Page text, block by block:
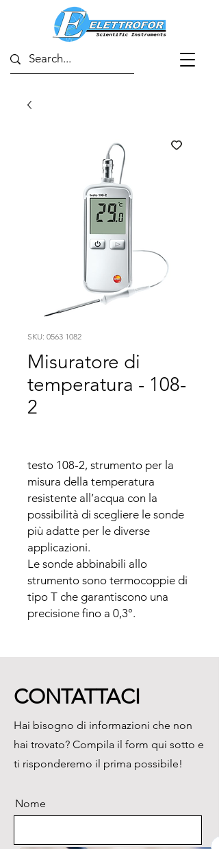
SKU: 0563 1082
Misuratore di
temperatura - 108-
2
testo 108-2, strumento per la
misura della temperatura
resistente all’acqua con la
possibilità di scegliere le sonde
più adatte per le diverse
applicazioni.
Le sonde abbinabili allo
strumento sono termocoppie di
tipo T che garantiscono una
precisione fino a 0,3°.
Strumento e sonde restistenti
Inclusa custodia di protezione e
sonda TC Tipo T
Conforme HACCP e EN 13485
CONTATTACI
Hai bisogno di informazioni che non
hai trovato? Compila il form qui sotto e
ti risponderemo il prima possibile!
Nome